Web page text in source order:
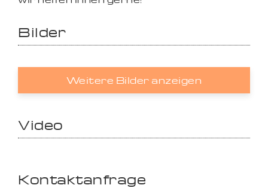
Bilder
Weitere Bilder anzeigen
Video
Kontaktanfrage